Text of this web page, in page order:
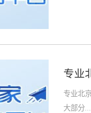
专业
专业北
大部分...